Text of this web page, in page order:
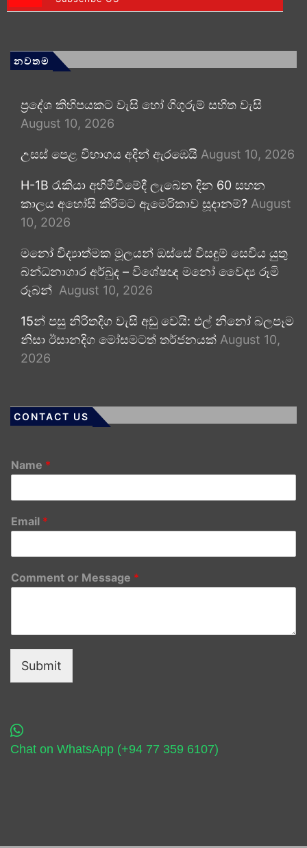
නවතම
ප්‍රදේශ කිහිපයකට වැසි හෝ ගිගුරුම් සහිත වැසි
August 10, 2026
උසස් පෙළ විභාගය අදින් ඇරඹෙයි August 10, 2026
H-1B රැකියා අහිමිවීමේදී ලැබෙන දින 60 සහන
කාලය අහෝසි කිරීමට ඇමෙරිකාව සූදානම්? August
10, 2026
මනෝ විද්‍යාත්මක මූලයන් ඔස්සේ විසඳුම් සෙවිය යුතු
බන්ධනාගාර අර්බුද – විශේෂඥ මනෝ වෛද්‍ය රූමි
රූබන් August 10, 2026
15න් පසු නිරිතදිග වැසි අඩු වෙයි: එල් නිනෝ බලපෑම
නිසා ඊසානදිග මෝසමටත් තර්ජනයක් August 10,
2026
CONTACT US
Name *
Email *
Comment or Message *
Submit
Chat on WhatsApp (+94 77 359 6107)